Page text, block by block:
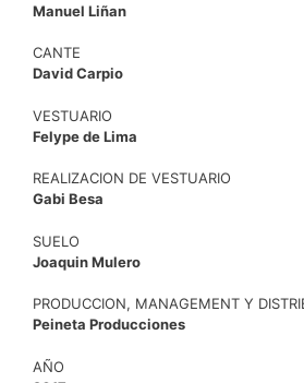
Manuel Liñan
CANTE
David Carpio
VESTUARIO
Felype de Lima
REALIZACION DE VESTUARIO
Gabi Besa
SUELO
Joaquin Mulero
PRODUCCION, MANAGEMENT Y
Peineta Producciones
AÑO